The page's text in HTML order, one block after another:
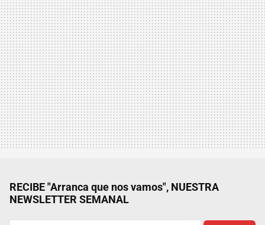
RECIBE "Arranca que nos vamos", NUESTRA
NEWSLETTER SEMANAL